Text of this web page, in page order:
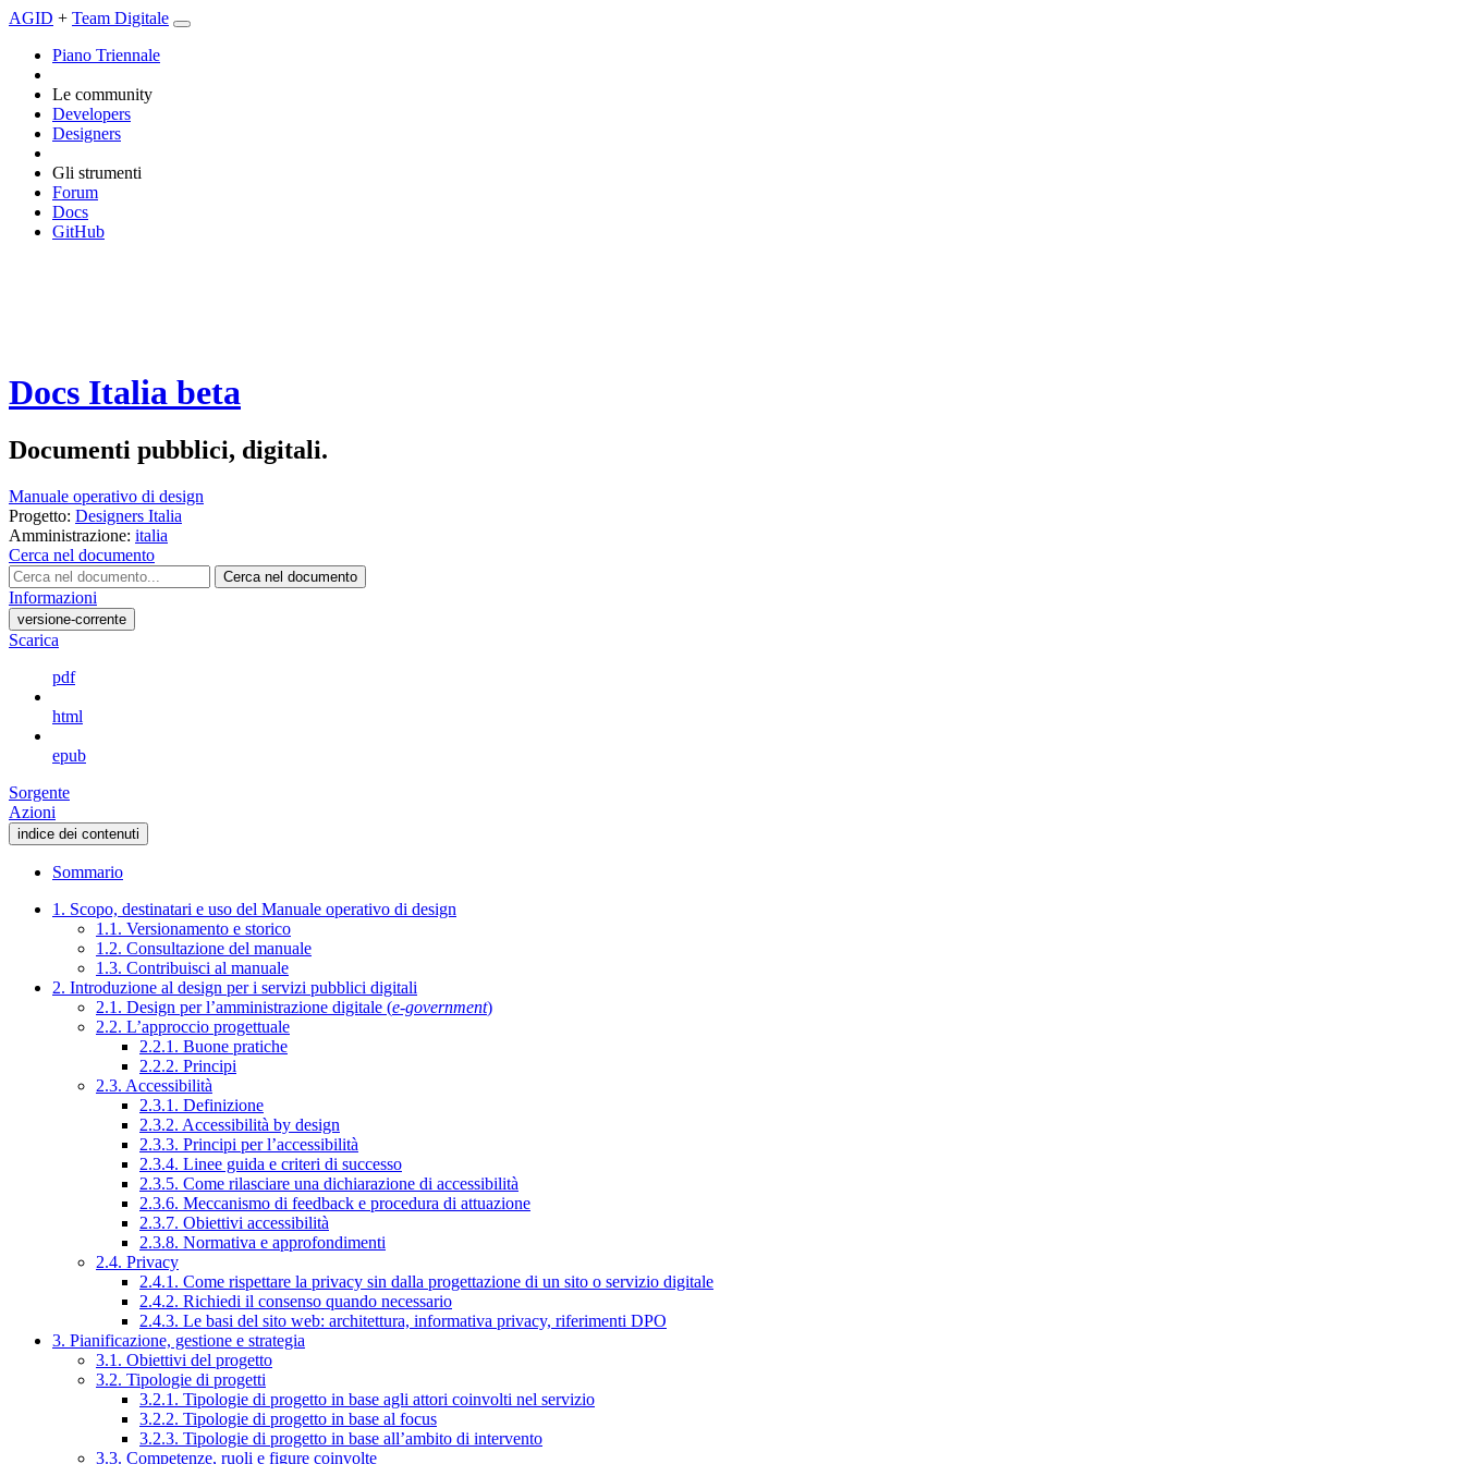
AGID + Team Digitale
Piano Triennale
Le community
Developers
Designers
Gli strumenti
Forum
Docs
GitHub
Docs Italia beta
Documenti pubblici, digitali.
Manuale operativo di design
Progetto: Designers Italia
Amministrazione: italia
Cerca nel documento
Cerca nel documento
Informazioni
versione-corrente
Scarica
pdf
html
epub
Sorgente
Azioni
indice dei contenuti
Sommario
1. Scopo, destinatari e uso del Manuale operativo di design
1.1. Versionamento e storico
1.2. Consultazione del manuale
1.3. Contribuisci al manuale
2. Introduzione al design per i servizi pubblici digitali
2.1. Design per l’amministrazione digitale (e-government)
2.2. L’approccio progettuale
2.2.1. Buone pratiche
2.2.2. Principi
2.3. Accessibilità
2.3.1. Definizione
2.3.2. Accessibilità by design
2.3.3. Principi per l’accessibilità
2.3.4. Linee guida e criteri di successo
2.3.5. Come rilasciare una dichiarazione di accessibilità
2.3.6. Meccanismo di feedback e procedura di attuazione
2.3.7. Obiettivi accessibilità
2.3.8. Normativa e approfondimenti
2.4. Privacy
2.4.1. Come rispettare la privacy sin dalla progettazione di un sito o servizio digitale
2.4.2. Richiedi il consenso quando necessario
2.4.3. Le basi del sito web: architettura, informativa privacy, riferimenti DPO
3. Pianificazione, gestione e strategia
3.1. Obiettivi del progetto
3.2. Tipologie di progetti
3.2.1. Tipologie di progetto in base agli attori coinvolti nel servizio
3.2.2. Tipologie di progetto in base al focus
3.2.3. Tipologie di progetto in base all’ambito di intervento
3.3. Competenze, ruoli e figure coinvolte